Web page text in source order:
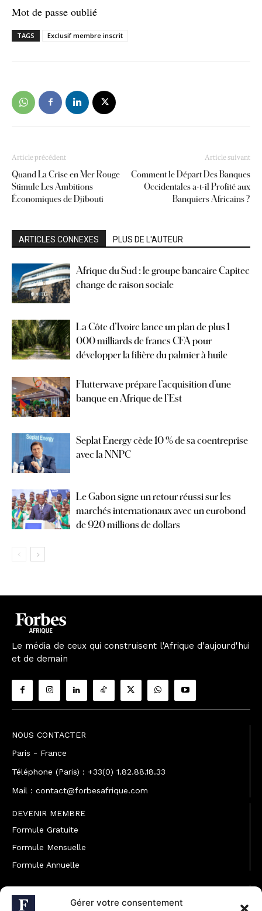
Gérer votre consentement
Mot de passe oublié
TAGS Exclusif membre inscrit
Article précédent
Quand La Crise en Mer Rouge
Stimule Les Ambitions
Économiques de Djibouti
Article suivant
Comment le Départ Des Banques
Occidentales a-t-il Profité aux
Banquiers Africains ?
ARTICLES CONNEXES PLUS DE L'AUTEUR
Afrique du Sud : le groupe bancaire Capitec
change de raison sociale
La Côte d’Ivoire lance un plan de plus 1
000 milliards de francs CFA pour
développer la filière du palmier à huile
Flutterwave prépare l’acquisition d’une
banque en Afrique de l’Est
Seplat Energy cède 10 % de sa coentreprise
avec la NNPC
Le Gabon signe un retour réussi sur les
marchés internationaux avec un eurobond
de 920 millions de dollars
Le média de ceux qui construisent l'Afrique d'aujourd'hui
et de demain
NOUS CONTACTER
Paris - France
Téléphone (Paris) : +33(0) 1.82.88.18.33
Mail : contact@forbesafrique.com
DEVENIR MEMBRE
Formule Gratuite
Formule Mensuelle
Formule Annuelle
JOINDRE L'ÉQUIPE